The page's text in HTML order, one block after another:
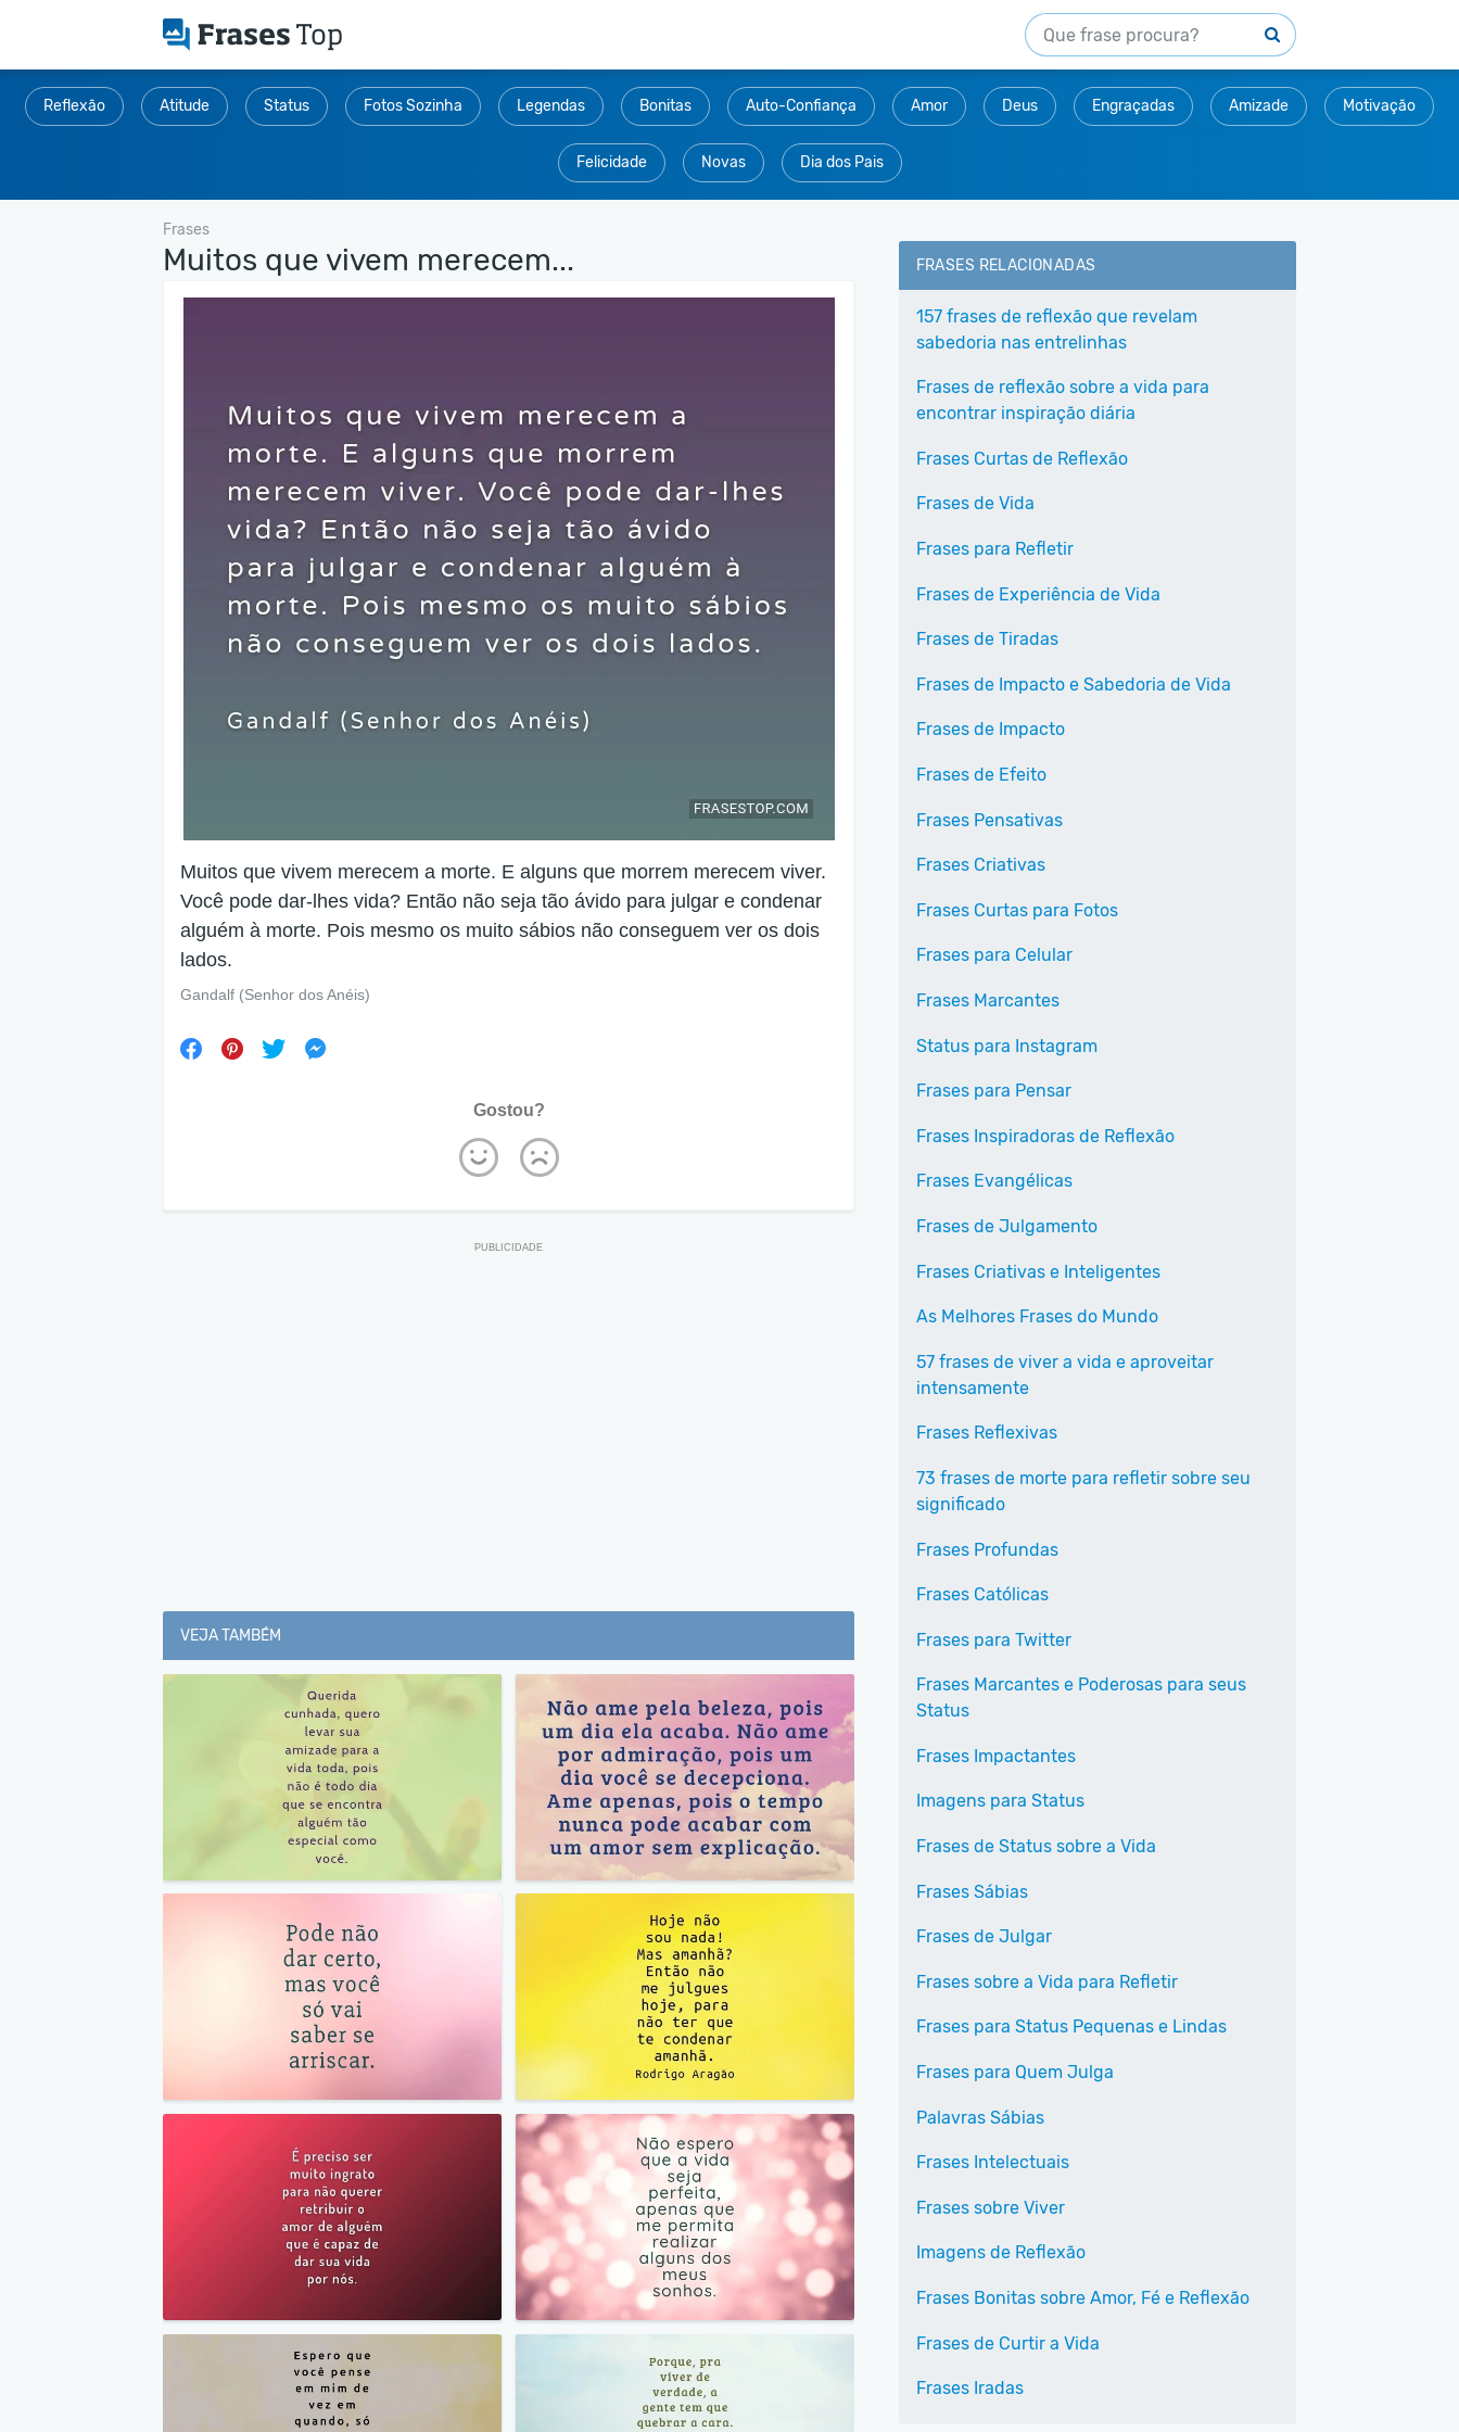
Reflexão Atitude Status Fotos Sozinha Legendas Bonitas Auto-Confiança Amor Deus Engraçadas Amizade Motivação
Felicidade Novas Dia dos Pais
Frases
Muitos que vivem merecem...
Muitos que vivem merecem a morte. E alguns que morrem merecem viver.
Você pode dar-lhes vida? Então não seja tão ávido para julgar e condenar
alguém à morte. Pois mesmo os muito sábios não conseguem ver os dois
lados.
Gandalf (Senhor dos Anéis)
Gostou?
VEJA TAMBÉM
FRASES RELACIONADAS
157 frases de reflexão que revelam
sabedoria nas entrelinhas
Frases de reflexão sobre a vida para
encontrar inspiração diária
Frases Curtas de Reflexão
Frases de Vida
Frases para Refletir
Frases de Experiência de Vida
Frases de Tiradas
Frases de Impacto e Sabedoria de Vida
Frases de Impacto
Frases de Efeito
Frases Pensativas
Frases Criativas
Frases Curtas para Fotos
Frases para Celular
Frases Marcantes
Status para Instagram
Frases para Pensar
Frases Inspiradoras de Reflexão
Frases Evangélicas
Frases de Julgamento
Frases Criativas e Inteligentes
As Melhores Frases do Mundo
57 frases de viver a vida e aproveitar
intensamente
Frases Reflexivas
73 frases de morte para refletir sobre seu
significado
Frases Profundas
Frases Católicas
Frases para Twitter
Frases Marcantes e Poderosas para seus
Status
Frases Impactantes
Imagens para Status
Frases de Status sobre a Vida
Frases Sábias
Frases de Julgar
Frases sobre a Vida para Refletir
Frases para Status Pequenas e Lindas
Frases para Quem Julga
Palavras Sábias
Frases Intelectuais
Frases sobre Viver
Imagens de Reflexão
Frases Bonitas sobre Amor, Fé e Reflexão
Frases de Curtir a Vida
Frases Iradas